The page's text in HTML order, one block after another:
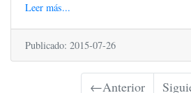
Leer más...
Publicado: 2015-07-26
←Anterior